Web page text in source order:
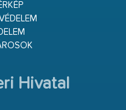
Hivatal